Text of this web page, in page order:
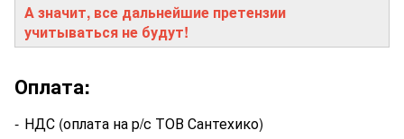
А значит, все дальнейшие претензии
учитываться не будут!
Оплата:
- НДС (оплата на р/с ТОВ Сантехико)